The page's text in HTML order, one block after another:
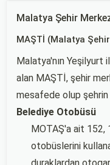
Malatya Şehir
MAŞTİ (Malatya
Malatya'nın Yeşilyurt
alan MAŞTİ, şehir
mesafede olup şehrin
Belediye Otobüsü
MOTAŞ'a ait 152,
otobüslerini